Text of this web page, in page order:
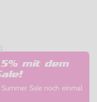
mit dem
Sale noch einmal